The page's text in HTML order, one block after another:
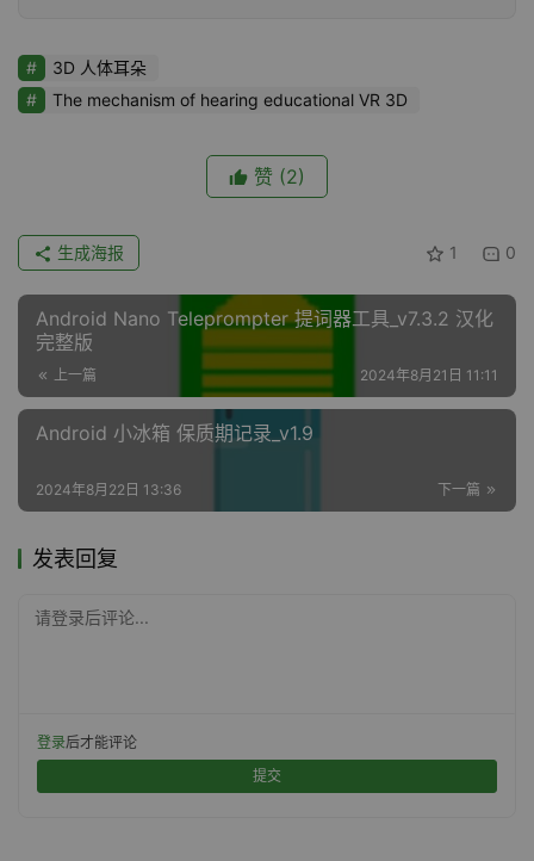
3D 人体耳朵
The mechanism of hearing educational VR 3D
赞 (2)
1 0
生成海报
Android Nano Teleprompter 提词器工具_v7.3.2 汉化
完整版
上一篇 2024年8月21日 11:11
Android 小冰箱 保质期记录_v1.9
下一篇
2024年8月22日 13:36
发表回复
请登录后评论...
登录后才能评论
提交